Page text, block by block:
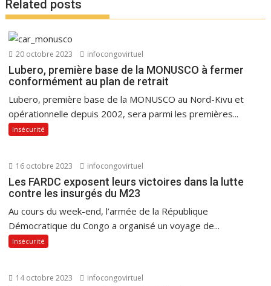
Related posts
20 octobre 2023 infocongovirtuel
Lubero, première base de la MONUSCO à fermer
conformément au plan de retrait
Lubero, première base de la MONUSCO au Nord-Kivu et
opérationnelle depuis 2002, sera parmi les premières...
Insécurité
16 octobre 2023 infocongovirtuel
Les FARDC exposent leurs victoires dans la lutte
contre les insurgés du M23
Au cours du week-end, l’armée de la République
Démocratique du Congo a organisé un voyage de...
Insécurité
14 octobre 2023 infocongovirtuel